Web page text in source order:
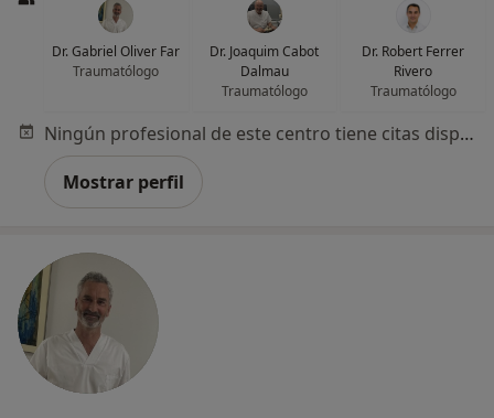
Dr. Gabriel Oliver Far
Traumatólogo
Dr. Joaquim Cabot
Dalmau
Traumatólogo
Dr. Robert Ferrer
Rivero
Traumatólogo
Ningún profesional de este centro tiene citas disponibles
Mostrar perfil